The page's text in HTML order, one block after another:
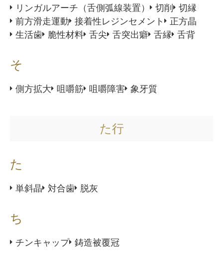
リンガルアーチ（舌側弧線装置）
切削
切縁
前方滑走運動 接着性レジンセメント
正方晶
生活歯 脆性材料 舌尖 舌突出癖 舌縁 舌背
そ
側方拡大 咀嚼筋 咀嚼障害 象牙質
た行
た
単斜晶 対合歯 脱灰
ち
チンキャップ 鋳造被覆冠